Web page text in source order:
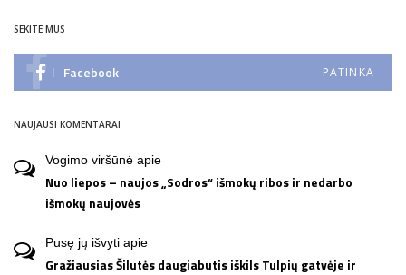
SEKITE MUS
Facebook PATINKA
NAUJAUSI KOMENTARAI
Vogimo viršūnė apie
Nuo liepos – naujos „Sodros“ išmokų ribos ir nedarbo
išmokų naujovės
Pusę jų išvyti apie
Gražiausias Šilutės daugiabutis iškils Tulpių gatvėje ir